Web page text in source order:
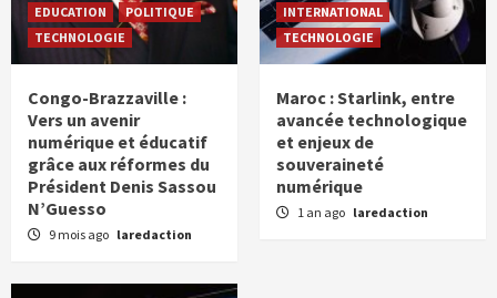
EDUCATION
POLITIQUE
TECHNOLOGIE
Congo-Brazzaville :
Vers un avenir
numérique et éducatif
grâce aux réformes du
Président Denis Sassou
N’Guesso
9 mois ago laredaction
INTERNATIONAL
TECHNOLOGIE
Maroc : Starlink, entre
avancée technologique
et enjeux de
souveraineté
numérique
1 an ago laredaction